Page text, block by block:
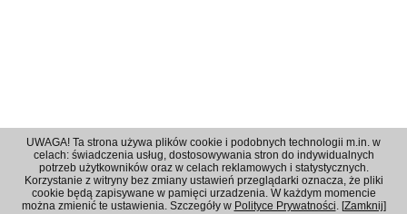
Regulamin|Polityka prywatności|Reklama|Kontakt
© 2001 - 2026 OPI Ostrowski Portal Internetowy - Wszystkie prawa zastrzeżone
UWAGA! Ta strona używa plików cookie i podobnych technologii m.in. w
celach: świadczenia usług, dostosowywania stron do indywidualnych
potrzeb użytkowników oraz w celach reklamowych i statystycznych.
Korzystanie z witryny bez zmiany ustawień przeglądarki oznacza, że pliki
cookie będą zapisywane w pamięci urzadzenia. W każdym momencie
można zmienić te ustawienia. Szczegóły w Polityce Prywatności. [Zamknij]